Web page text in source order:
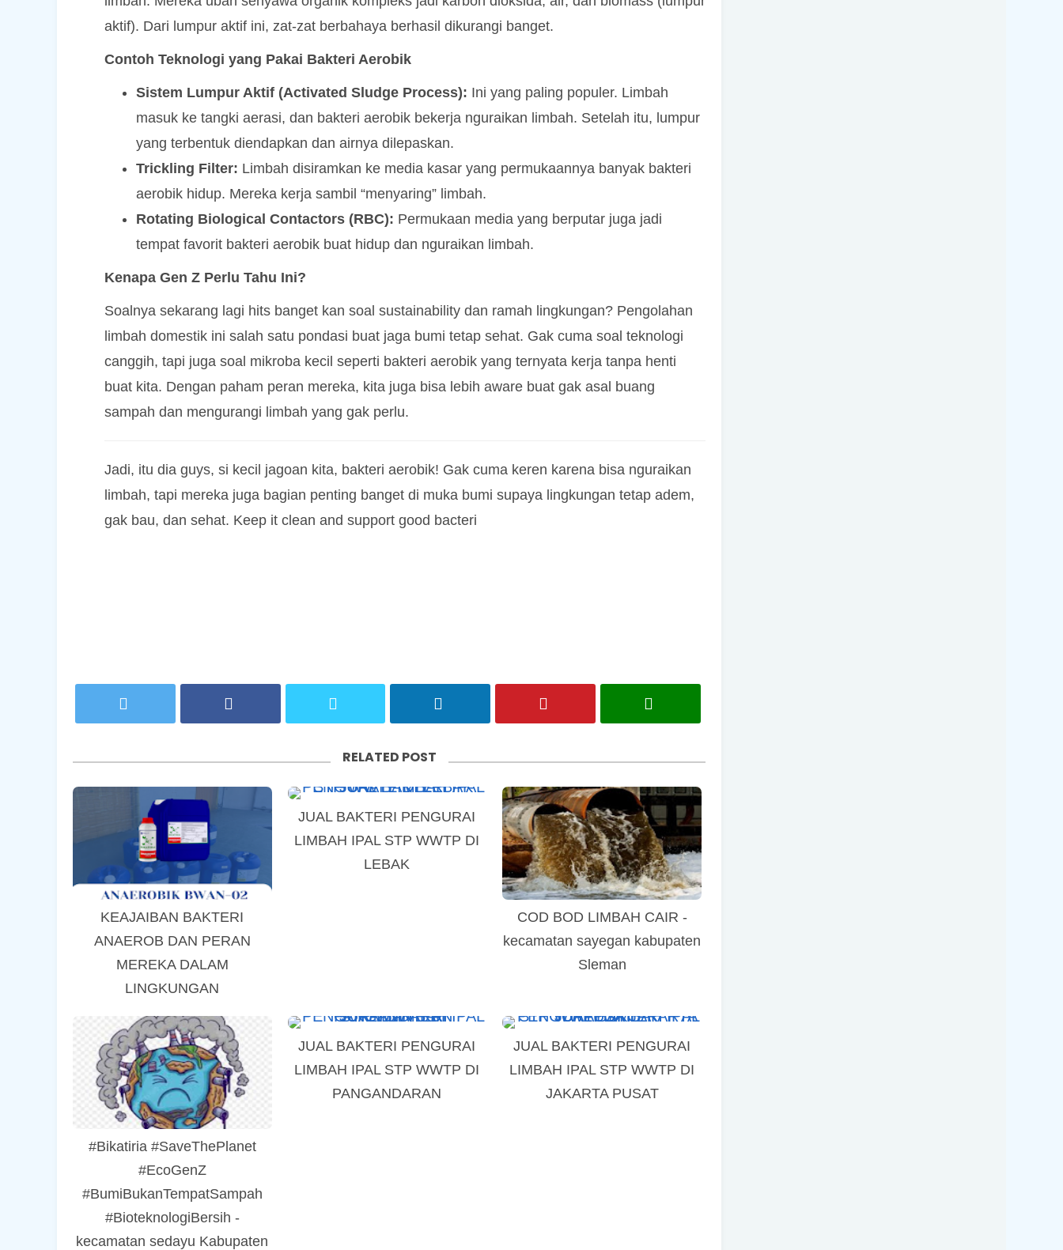
aktif). Dari lumpur aktif ini, zat-zat berbahaya berhasil dikurangi banget.
Contoh Teknologi yang Pakai Bakteri Aerobik
Sistem Lumpur Aktif (Activated Sludge Process): Ini yang paling populer. Limbah
masuk ke tangki aerasi, dan bakteri aerobik bekerja nguraikan limbah. Setelah itu, lumpur
yang terbentuk diendapkan dan airnya dilepaskan.
Trickling Filter: Limbah disiramkan ke media kasar yang permukaannya banyak bakteri
aerobik hidup. Mereka kerja sambil “menyaring” limbah.
Rotating Biological Contactors (RBC): Permukaan media yang berputar juga jadi
tempat favorit bakteri aerobik buat hidup dan nguraikan limbah.
Kenapa Gen Z Perlu Tahu Ini?
Soalnya sekarang lagi hits banget kan soal sustainability dan ramah lingkungan? Pengolahan
limbah domestik ini salah satu pondasi buat jaga bumi tetap sehat. Gak cuma soal teknologi
canggih, tapi juga soal mikroba kecil seperti bakteri aerobik yang ternyata kerja tanpa henti
buat kita. Dengan paham peran mereka, kita juga bisa lebih aware buat gak asal buang
sampah dan mengurangi limbah yang gak perlu.
Jadi, itu dia guys, si kecil jagoan kita, bakteri aerobik! Gak cuma keren karena bisa nguraikan
limbah, tapi mereka juga bagian penting banget di muka bumi supaya lingkungan tetap adem,
gak bau, dan sehat. Keep it clean and support good bacteri
RELATED POST
KEAJAIBAN BAKTERI
ANAEROB DAN PERAN
MEREKA DALAM
LINGKUNGAN
JUAL BAKTERI PENGURAI
LIMBAH IPAL STP WWTP DI
LEBAK
COD BOD LIMBAH CAIR -
kecamatan sayegan kabupaten
Sleman
#Bikatiria #SaveThePlanet
#EcoGenZ
#BumiBukanTempatSampah
#BioteknologiBersih -
kecamatan sedayu Kabupaten
JUAL BAKTERI PENGURAI
LIMBAH IPAL STP WWTP DI
PANGANDARAN
JUAL BAKTERI PENGURAI
LIMBAH IPAL STP WWTP DI
JAKARTA PUSAT